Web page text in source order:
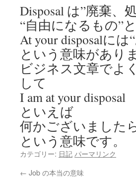
Disposal は”廃棄、
“自由になるもの”
At your disposalには
という意味があり
ビジネス文章でよ
して
I am at your disposal
といえば
何かございました
という意味です。
カテゴリー: 日記 パーマリンク
← Job の本当の意味